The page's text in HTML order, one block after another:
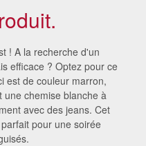
! A la recherche d'un
efficace ? Optez pour ce
est de couleur marron,
chemise blanche à
avec des jeans. Cet
pour une soirée